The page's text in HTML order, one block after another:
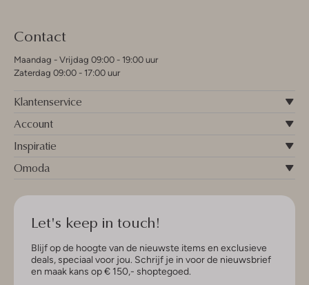
Contact
Maandag - Vrijdag 09:00 - 19:00 uur
Zaterdag 09:00 - 17:00 uur
Klantenservice
Account
Inspiratie
Omoda
Let's keep in touch!
Blijf op de hoogte van de nieuwste items en exclusieve
deals, speciaal voor jou. Schrijf je in voor de nieuwsbrief
en maak kans op € 150,- shoptegoed.